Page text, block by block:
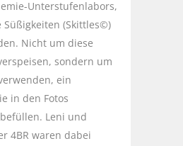
Unterstufenlabors,
(Skittles©)
Nicht um diese
sondern um
ein
in den Fotos
Leni und
4BR waren dabei